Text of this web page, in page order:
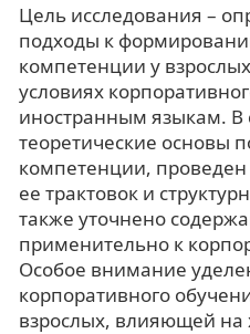
Цель исследования –
подходы к
компетенции у
условиях
иностранным языкам. В
теоретические основы
компетенции,
ее трактовок и
также уточнено
применительно к
Особое внимание
корпоративного
взрослых, влияющей на